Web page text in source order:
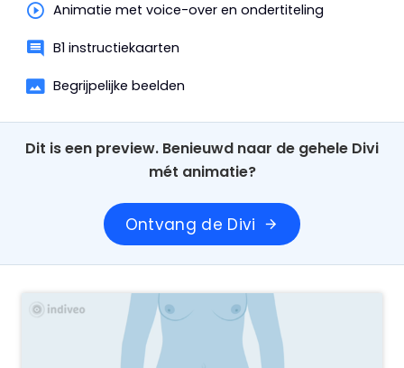
Animatie met voice-over en ondertiteling
B1 instructiekaarten
Begrijpelijke beelden
Dit is een preview. Benieuwd naar de gehele Divi
mét animatie?
Ontvang de Divi arrow_forward